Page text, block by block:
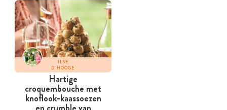
ILSE
D'HOOGE
Hartige
croquembouche met
knoflook-kaassoezen